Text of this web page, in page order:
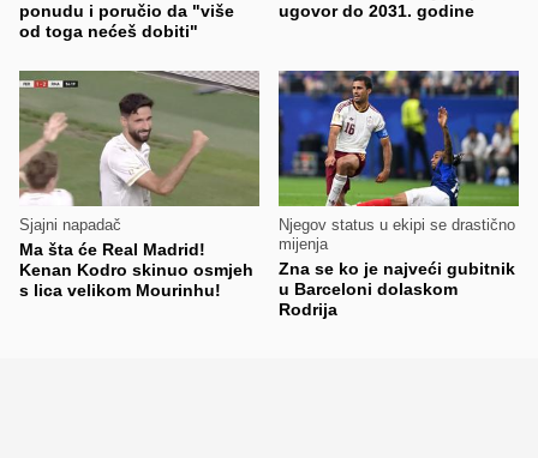
ponudu i poručio da "više
od toga nećeš dobiti"
ugovor do 2031. godine
Sjajni napadač
Ma šta će Real Madrid!
Kenan Kodro skinuo osmjeh
s lica velikom Mourinhu!
Njegov status u ekipi se drastično
mijenja
Zna se ko je najveći gubitnik
u Barceloni dolaskom
Rodrija